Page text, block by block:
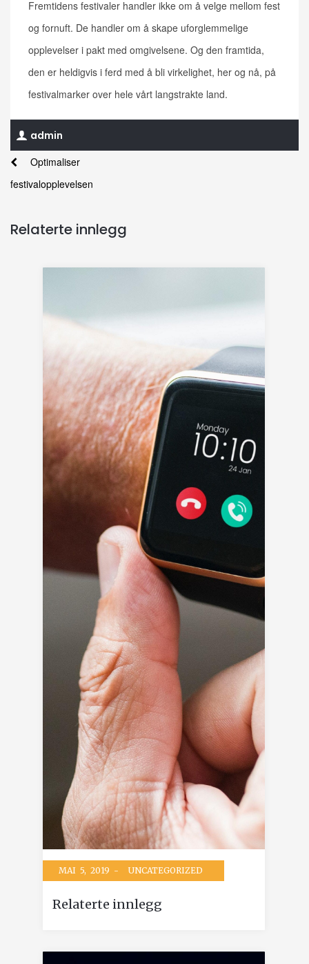
Fremtidens festivaler handler ikke om å velge mellom fest
og fornuft. De handler om å skape uforglemmelige
opplevelser i pakt med omgivelsene. Og den framtida,
den er heldigvis i ferd med å bli virkelighet, her og nå, på
festivalmarker over hele vårt langstrakte land.
admin
Optimaliser
festivalopplevelsen
Relaterte innlegg
MAI 5, 2019 - UNCATEGORIZED
Relaterte innlegg